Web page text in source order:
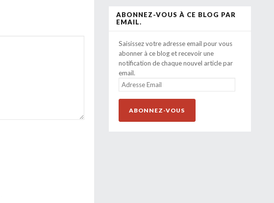
ABONNEZ-VOUS À CE BLOG PAR
EMAIL.
Saisissez votre adresse email pour vous
abonner à ce blog et recevoir une
notification de chaque nouvel article par
email.
ADRESSE
EMAIL
ABONNEZ-VOUS